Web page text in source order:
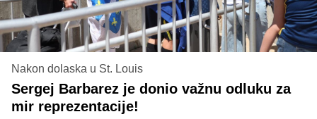
Nakon dolaska u St. Louis
Sergej Barbarez je donio važnu odluku za
mir reprezentacije!